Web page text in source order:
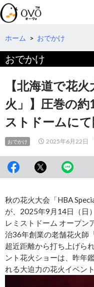
検
索
コ
テ
ツ
へ
ホーム > おでかけ
おでかけ
【北海道で花
火」】圧巻の約
ストドームに
おでかけ 2025年6月22日
秋の花火大会「HBA
が、2025年9月14日（日
レミストドーム オープン
治36年創業の老舗花火師
超近距離から打ち上げら
ント花火ショーは、昨年
れる大迫力の花火イベン